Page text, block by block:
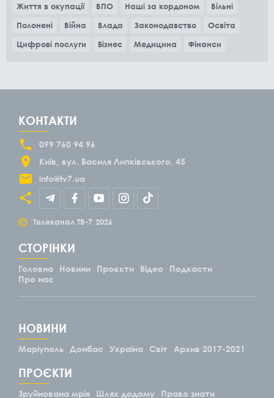
Життя в окупації
ВПО Наші за кордоном
Вільні
Полонені
Війна Влада Законодавство
Освіта
Цифрові послуги
Бізнес Медицина Фінанси
КОНТАКТИ
099 760 94 96
Київ
вул. Василя Липківського, 45
info@tv7.ua
© Телеканал ТВ-7 2026
СТОРІНКИ
Головна Новини Проєкти Відео
Подкасти
Про нас
НОВИНИ
Маріуполь Донбас Україна Світ Архив 2017-2021
ПРОЄКТИ
Зруйнована мрія Шлях додому Право знати